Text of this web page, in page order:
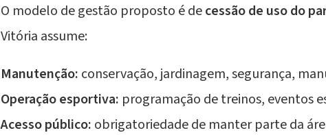
O modelo de gestão proposto é decessão de uso do
Vitória assume:
Manutenção: conservação, jardinagem, segurança,
Operação esportiva: programação de treinos, eventos
Acesso público: obrigatoriedade de manter parte da